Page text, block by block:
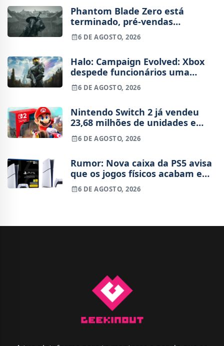
Phantom Blade Zero está
terminado, pré-vendas
começam na próxima semana
6 DE AGOSTO, 2026
Halo: Campaign Evolved: Xbox
despede funcionários uma
semana após o lançamento
6 DE AGOSTO, 2026
Nintendo Switch 2 já vendeu
23,68 milhões de unidades e
está 4 milhões à frente da
Switch original no mesmo
6 DE AGOSTO, 2026
Rumor: Nova caixa da PS5 avisa
que os jogos físicos acabam em
2028
6 DE AGOSTO, 2026